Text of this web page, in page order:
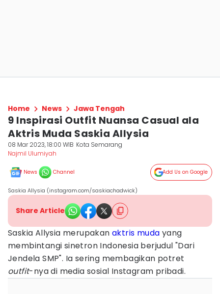
Home News Jawa Tengah
9 Inspirasi Outfit Nuansa Casual ala
Aktris Muda Saskia Allysia
08 Mar 2023, 18:00 WIB Kota Semarang
Najmil Ulumiyah
News Channel Add Us on Google
Saskia Allysia (instagram.com/saskiachadwick)
Share Article
Saskia Allysia merupakan aktris muda yang
membintangi sinetron Indonesia berjudul "Dari
Jendela SMP". Ia sering membagikan potret
outfit-nya di media sosial Instagram pribadi.